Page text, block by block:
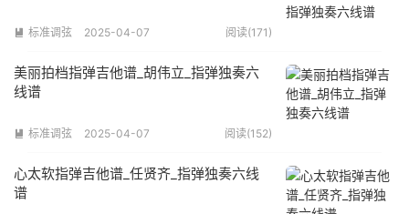
 标准调弦 2025-04-07 阅读(171)
美丽拍档指弹吉他谱_胡伟立_指弹独奏六
线谱
 标准调弦 2025-04-07 阅读(152)
心太软指弹吉他谱_任贤齐_指弹独奏六线
谱